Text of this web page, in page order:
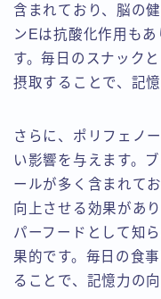
含まれており、脳の
ンEは抗酸化作用も
す。毎日のスナック
摂取することで、記
さらに、ポリフェノ
い影響を与えます。
ールが多く含まれて
向上させる効果があ
パーフードとして知
果的です。毎日の食
ることで、記憶力の